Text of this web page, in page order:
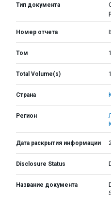
Тип документа
Номер отчета
Том 1
Total Volume(s) 1
Страна
Регион
Дата раскрытия информации
Disclosure Status
Название документа